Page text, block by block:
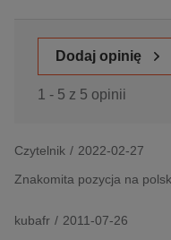
Dodaj opinię
1 - 5 z 5 opinii
Czytelnik / 2022-02-27
Znakomita pozycja na
kubafr / 2011-07-26